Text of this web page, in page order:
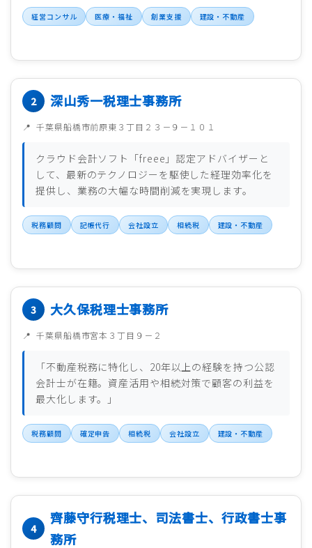
経営コンサル 医療・福祉 創業支援 建設・不動産
深山秀一税理士事務所
千葉県船橋市前原東３丁目２３－９－１０１
クラウド会計ソフト「freee」認定アドバイザーと
して、最新のテクノロジーを駆使した経理効率化を
提供し、業務の大幅な時間削減を実現します。
税務顧問 記帳代行 会社設立 相続税 建設・不動産
大久保税理士事務所
千葉県船橋市宮本３丁目９－２
「不動産税務に特化し、20年以上の経験を持つ公認
会計士が在籍。資産活用や相続対策で顧客の利益を
最大化します。」
税務顧問 確定申告 相続税 会社設立 建設・不動産
齊藤守行税理士、司法書士、行政書士事
務所